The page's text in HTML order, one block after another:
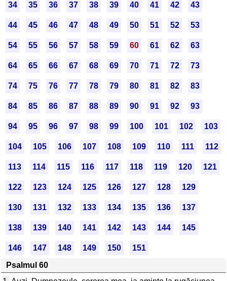
34 35 36 37 38 39 40 41 42 43
44 45 46 47 48 49 50 51 52 53
54 55 56 57 58 59 60 61 62 63
64 65 66 67 68 69 70 71 72 73
74 75 76 77 78 79 80 81 82 83
84 85 86 87 88 89 90 91 92 93
94 95 96 97 98 99 100 101 102 103
104 105 106 107 108 109 110 111 112
113 114 115 116 117 118 119 120 121
122 123 124 125 126 127 128 129
130 131 132 133 134 135 136 137
138 139 140 141 142 143 144 145
146 147 148 149 150
151
Psalmul 60